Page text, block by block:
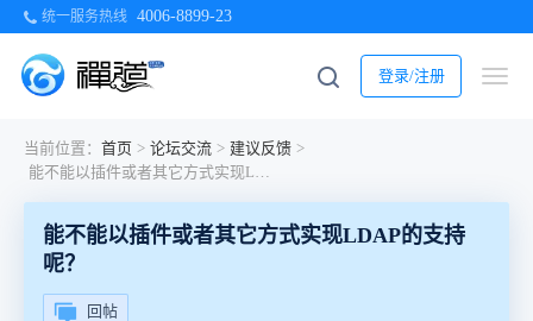
统一服务热线 4006-8899-23
登录/注册
当前位置： 首页 > 论坛交流 > 建议反馈 >
能不能以插件或者其它方式实现LDAP的支持呢？
能不能以插件或者其它方式实现LDAP的支持
呢？
回帖